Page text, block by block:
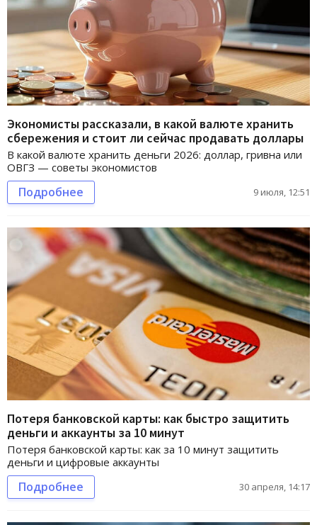
Экономисты рассказали, в какой валюте хранить
сбережения и стоит ли сейчас продавать доллары
В какой валюте хранить деньги 2026: доллар, гривна или
ОВГЗ — советы экономистов
Подробнее 9 июля, 12:51
Потеря банковской карты: как быстро защитить
деньги и аккаунты за 10 минут
Потеря банковской карты: как за 10 минут защитить
деньги и цифровые аккаунты
Подробнее 30 апреля, 14:17